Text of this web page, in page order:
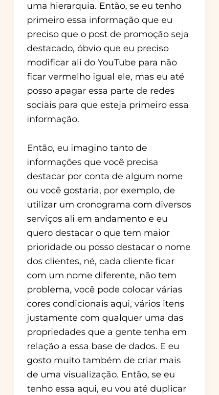
uma hierarquia. Então, se eu tenho
primeiro essa informação que eu
preciso que o post de promoção seja
destacado, óbvio que eu preciso
modificar ali do YouTube para não
ficar vermelho igual ele, mas eu até
posso apagar essa parte de redes
sociais para que esteja primeiro essa
informação.
Então, eu imagino tanto de
informações que você precisa
destacar por conta de algum nome
ou você gostaria, por exemplo, de
utilizar um cronograma com diversos
serviços ali em andamento e eu
quero destacar o que tem maior
prioridade ou posso destacar o nome
dos clientes, né, cada cliente ficar
com um nome diferente, não tem
problema, você pode colocar várias
cores condicionais aqui, vários itens
justamente com qualquer uma das
propriedades que a gente tenha em
relação a essa base de dados. E eu
gosto muito também de criar mais
de uma visualização. Então, se eu
tenho essa aqui, eu vou até duplicar